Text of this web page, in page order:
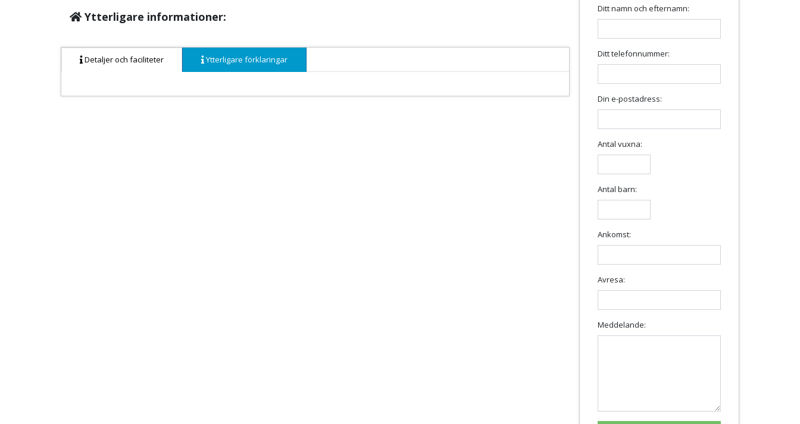
Ytterligare informationer:
Detaljer och faciliteter Ytterligare förklaringar
Ditt namn och efternamn:
Ditt telefonnummer:
Din e-postadress:
Antal vuxna:
Antal barn:
Ankomst:
Avresa:
Meddelande: